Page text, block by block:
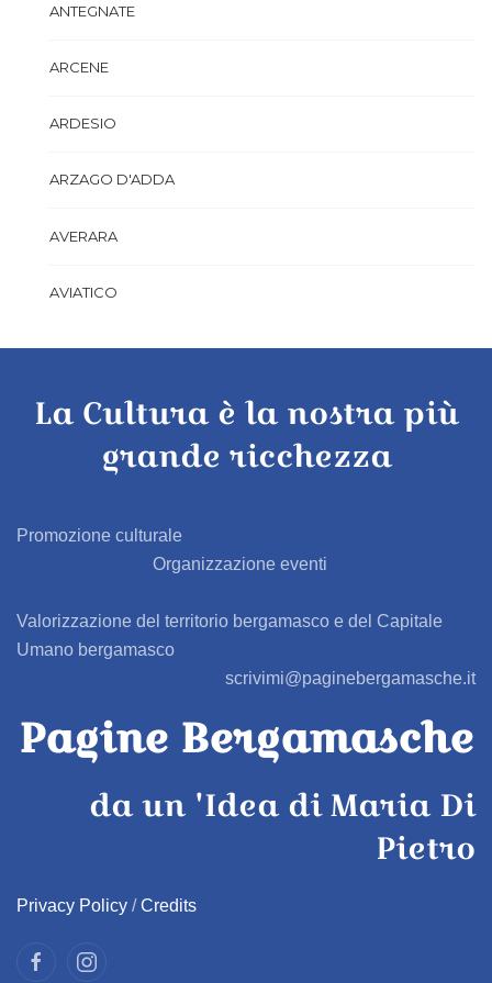
ANTEGNATE
ARCENE
ARDESIO
ARZAGO D'ADDA
AVERARA
AVIATICO
AZZANO SAN PAOLO
AZZONE
BAGNATICA
BARIANO
BEDULITA
BERBENNO
BIANZANO
BLELLO
La Cultura è la nostra più
grande ricchezza
Promozione culturale
Organizzazione eventi
Valorizzazione del territorio bergamasco e del Capitale
Umano bergamasco
scrivimi@paginebergamasche.it
Pagine Bergamasche
da un 'Idea di Maria Di
Pietro
Privacy Policy / Credits